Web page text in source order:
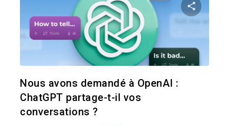
Nous avons demandé à OpenAI :
ChatGPT partage-t-il vos
conversations ?